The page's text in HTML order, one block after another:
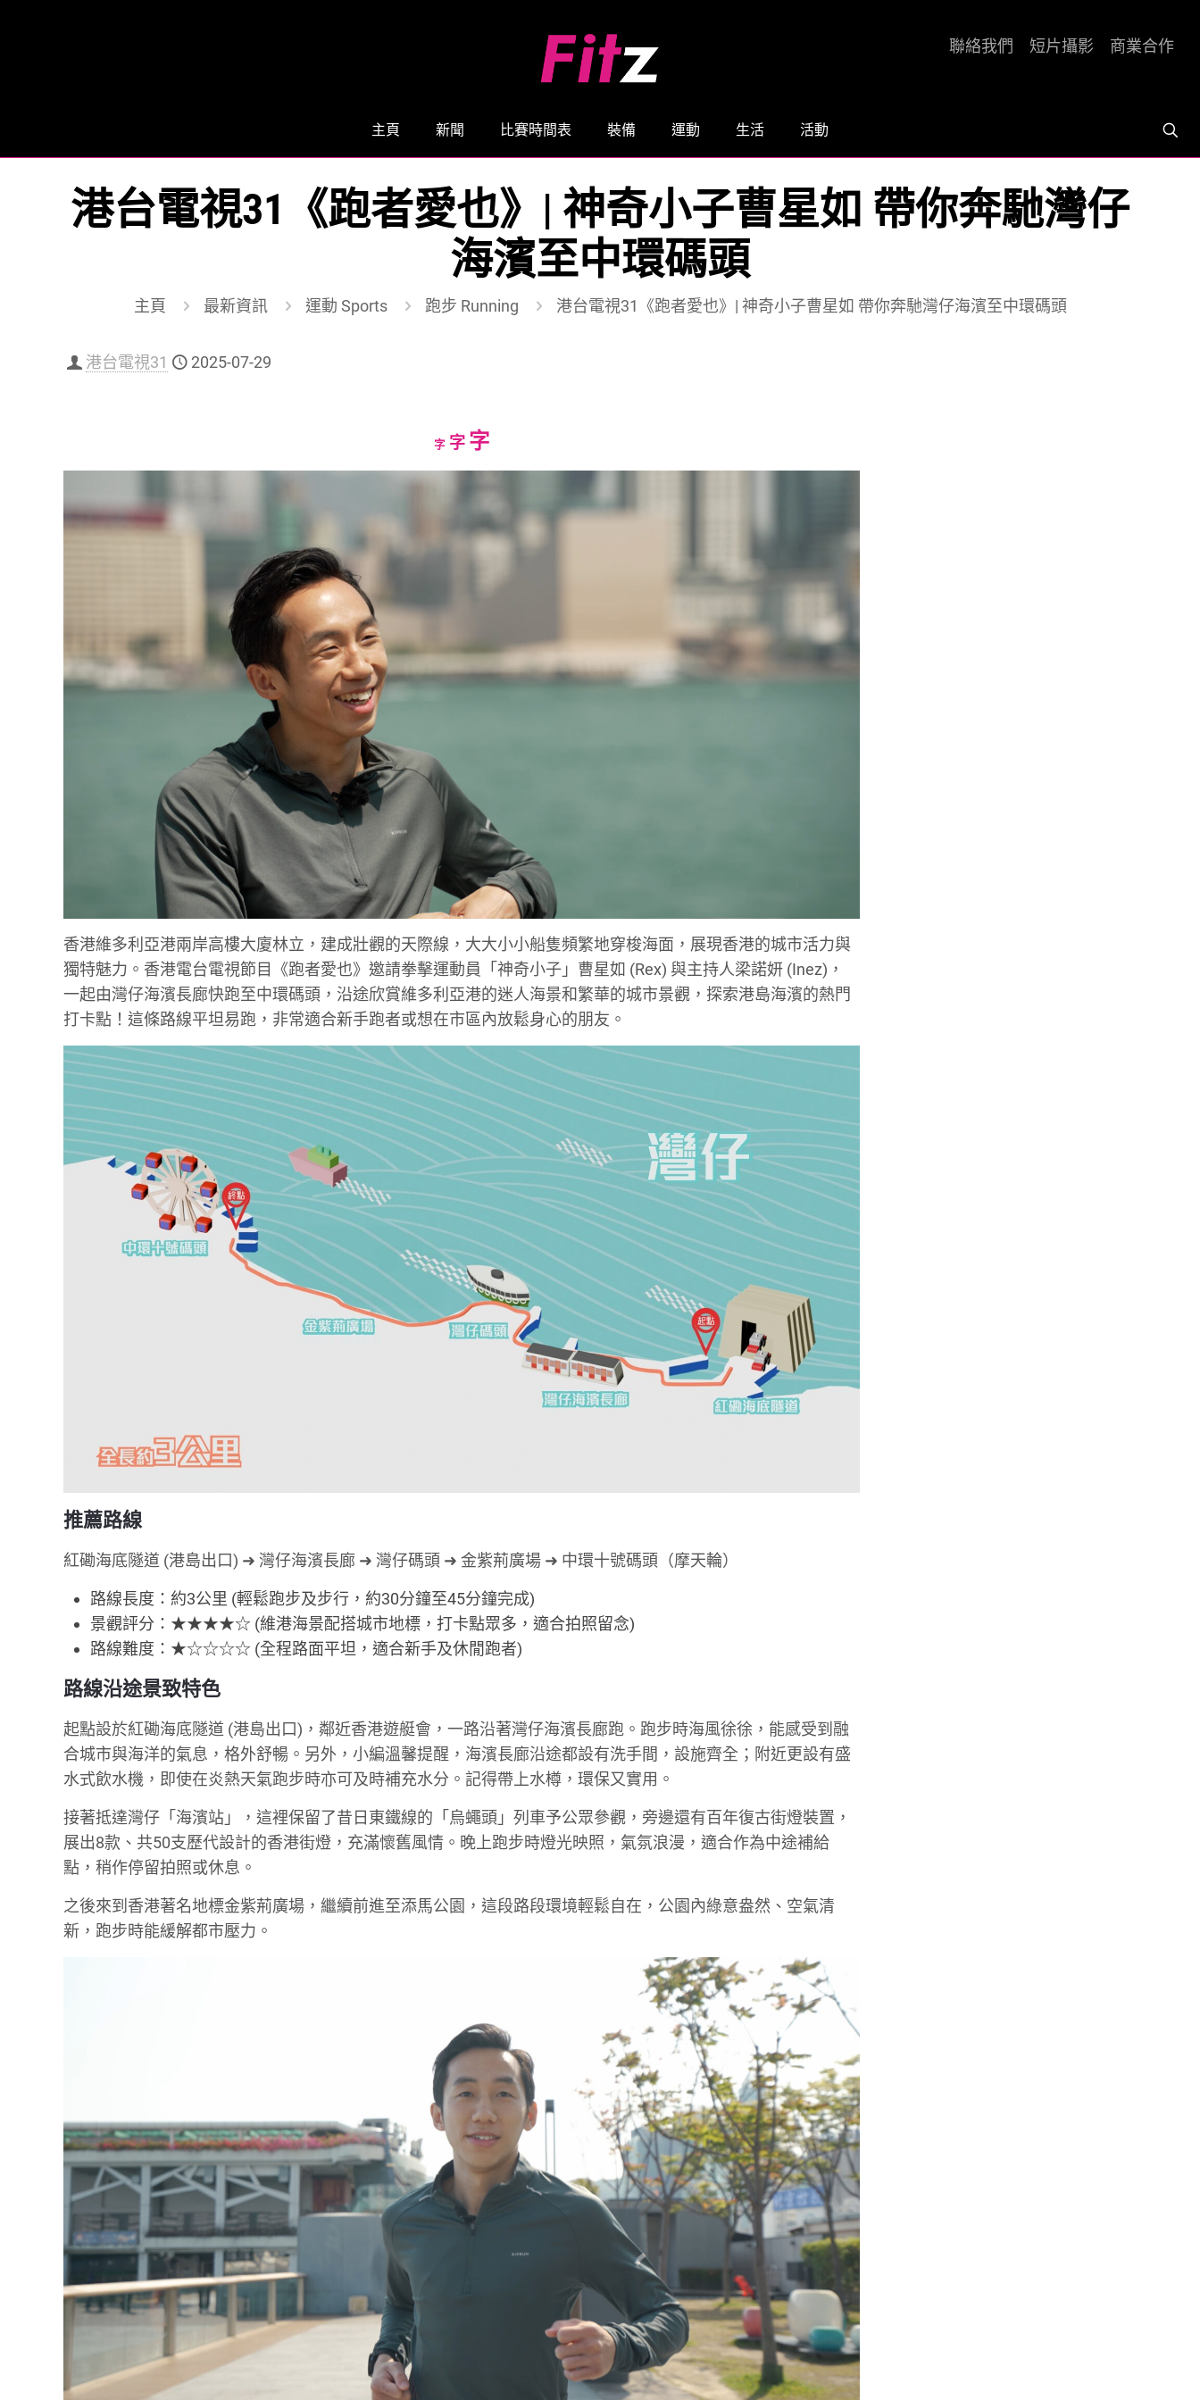
主頁 新聞 比賽時間表 裝備 運動 生活 活動
聯絡我們 短片攝影 商業合作
港台電視31《跑者愛也》| 神奇小子曹星如 帶你奔馳灣仔
海濱至中環碼頭
主頁 最新資訊 運動 Sports 跑步 Running 港台電視31《跑者愛也》| 神奇小子曹星如 帶你奔馳灣仔海濱至中環碼頭
港台電視31 2025-07-29
字Decrease
字Reset
字Increase
font
香港維多利亞港兩岸高樓大廈林立，建成壯觀的天際線，大大小小船隻頻繁地穿梭海面，展現香港的城市活力與
獨特魅力。香港電台電視節目《跑者愛也》邀請拳擊運動員「神奇小子」曹星如 (Rex) 與主持人梁諾妍 (Inez)，
一起由灣仔海濱長廊快跑至中環碼頭，沿途欣賞維多利亞港的迷人海景和繁華的城市景觀，探索港島海濱的熱門
打卡點！這條路線平坦易跑，非常適合新手跑者或想在市區內放鬆身心的朋友。
推薦路線
紅磡海底隧道 (港島出口) ➜ 灣仔海濱長廊 ➜ 灣仔碼頭 ➜ 金紫荊廣場 ➜ 中環十號碼頭（摩天輪）
路線長度：約3公里 (輕鬆跑步及步行，約30分鐘至45分鐘完成)
景觀評分：★★★★☆ (維港海景配搭城市地標，打卡點眾多，適合拍照留念)
路線難度：★☆☆☆☆ (全程路面平坦，適合新手及休閒跑者)
路線沿途景致特色
起點設於紅磡海底隧道 (港島出口)，鄰近香港遊艇會，一路沿著灣仔海濱長廊跑。跑步時海風徐徐，能感受到融
合城市與海洋的氣息，格外舒暢。另外，小編溫馨提醒，海濱長廊沿途都設有洗手間，設施齊全；附近更設有盛
水式飲水機，即使在炎熱天氣跑步時亦可及時補充水分。記得帶上水樽，環保又實用。
接著抵達灣仔「海濱站」，這裡保留了昔日東鐵線的「烏蠅頭」列車予公眾參觀，旁邊還有百年復古街燈裝置，
展出8款、共50支歷代設計的香港街燈，充滿懷舊風情。晚上跑步時燈光映照，氣氛浪漫，適合作為中途補給
點，稍作停留拍照或休息。
之後來到香港著名地標金紫荊廣場，繼續前進至添馬公園，這段路段環境輕鬆自在，公園內綠意盎然、空氣清
新，跑步時能緩解都市壓力。